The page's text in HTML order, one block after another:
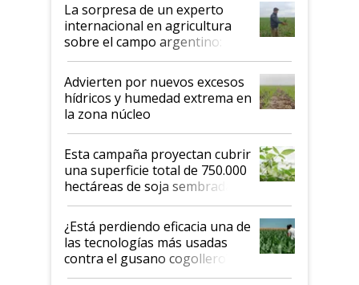
La sorpresa de un experto
internacional en agricultura
sobre el campo argentino:
"Estoy muy impresionado"
Advierten por nuevos excesos
hídricos y humedad extrema en
la zona núcleo
Esta campaña proyectan cubrir
una superficie total de 750.000
hectáreas de soja sembradas
con una nueva generación de
variedades que marcan un
salto tecnológico en genética y
rendimiento
¿Está perdiendo eficacia una de
las tecnologías más usadas
contra el gusano cogollero? El
desafío de una tecnología clave